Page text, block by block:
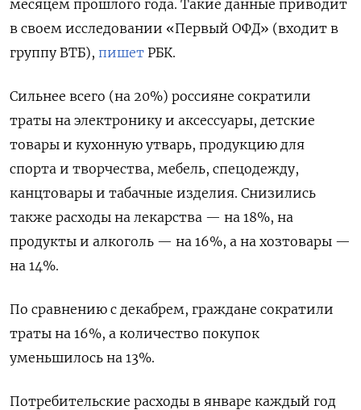
месяцем прошлого года. Такие данные приводит
в своем исследовании «Первый ОФД» (входит в
группу ВТБ), пишет РБК.
Сильнее всего (на 20%) россияне сократили
траты на электронику и аксессуары, детские
товары и кухонную утварь, продукцию для
спорта и творчества, мебель, спецодежду,
канцтовары и табачные изделия. Снизились
также расходы на лекарства — на 18%, на
продукты и алкоголь — на 16%, а на хозтовары —
на 14%.
По сравнению с декабрем, граждане сократили
траты на 16%, а количество покупок
уменьшилось на 13%.
Потребительские расходы в январе каждый год